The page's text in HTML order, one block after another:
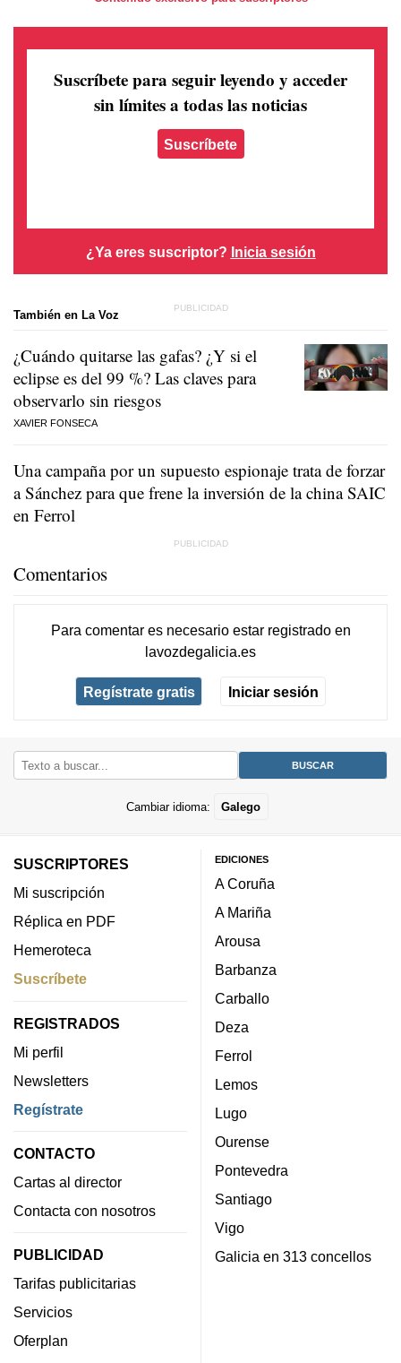
Suscríbete para seguir leyendo y acceder
sin límites a todas las noticias
Suscríbete
¿Ya eres suscriptor? Inicia sesión
También en La Voz
¿Cuándo quitarse las gafas? ¿Y si el
eclipse es del 99 %? Las claves para
observarlo sin riesgos
XAVIER FONSECA
Una campaña por un supuesto espionaje trata de forzar
a Sánchez para que frene la inversión de la china SAIC
en Ferrol
Comentarios
Para comentar es necesario estar registradoen
lavozdegalicia.es
Regístrate gratis Iniciar sesión
Cambiar idioma: Galego
SUSCRIPTORES
Mi suscripción
Réplica en PDF
Hemeroteca
Suscríbete
REGISTRADOS
Mi perfil
Newsletters
Regístrate
CONTACTO
Cartas al director
Contacta con nosotros
PUBLICIDAD
Tarifas publicitarias
Servicios
Oferplan
EDICIONES
A Coruña
A Mariña
Arousa
Barbanza
Carballo
Deza
Ferrol
Lemos
Lugo
Ourense
Pontevedra
Santiago
Vigo
Galicia en 313 concellos